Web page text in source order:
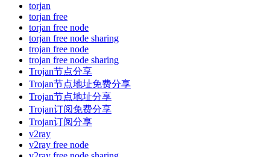
torjan
torjan free
torjan free node
torjan free node sharing
trojan free node
trojan free node sharing
Trojan节点分享
Trojan节点地址免费分享
Trojan节点地址分享
Trojan订阅免费分享
Trojan订阅分享
v2ray
v2ray free node